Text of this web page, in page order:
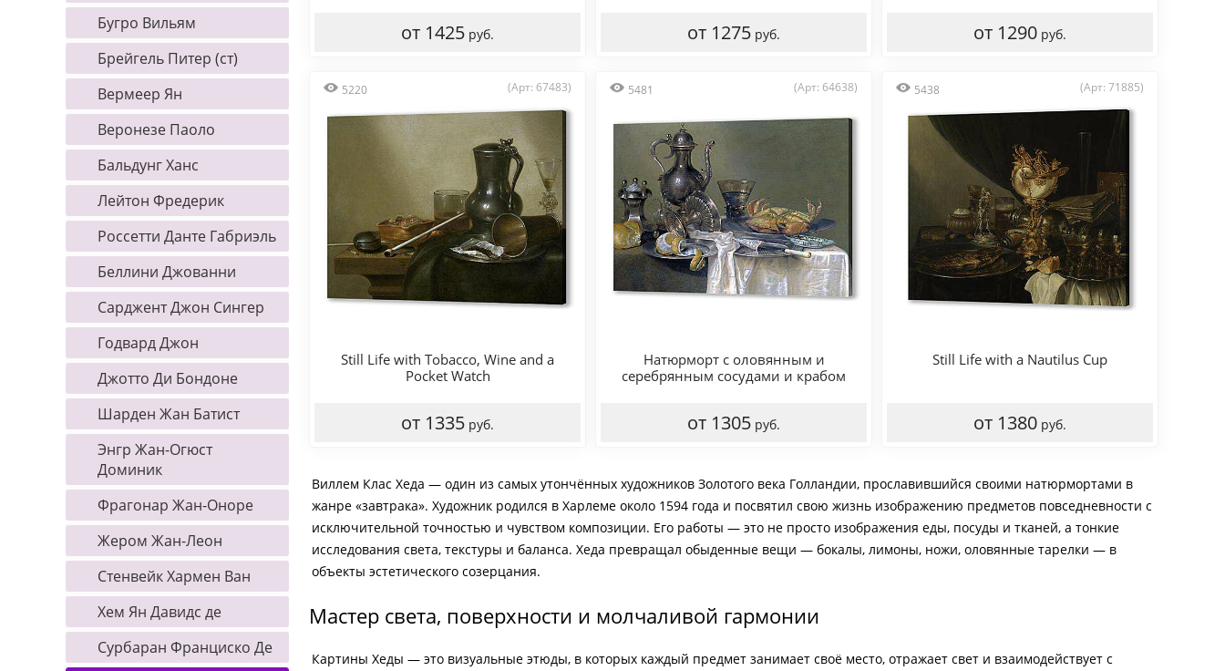
Бугро Вильям
Брейгель Питер (ст)
Вермеер Ян
Веронезе Паоло
Бальдунг Ханс
Лейтон Фредерик
Россетти Данте Габриэль
Беллини Джованни
Сарджент Джон Сингер
Годвард Джон
Джотто Ди Бондоне
Шарден Жан Батист
Энгр Жан-Огюст
Доминик
Фрагонар Жан-Оноре
Жером Жан-Леон
Стенвейк Хармен Ван
Хем Ян Давидс де
Сурбаран Франциско Де
от 1425 руб. от 1275 руб. от 1290 руб.
5220 (Арт: 67483)
Still Life with Tobacco, Wine and a
Pocket Watch
от 1335 руб.
5481 (Арт: 64638)
Натюрморт с оловянным и
серебрянным сосудами и крабом
от 1305 руб.
5438 (Арт: 71885)
Still Life with a Nautilus Cup
от 1380 руб.
Виллем Клас Хеда — один из самых утончённых художников Золотого века Голландии, прославившийся своими натюрмортами в
жанре «завтрака». Художник родился в Харлеме около 1594 года и посвятил свою жизнь изображению предметов повседневности с
исключительной точностью и чувством композиции. Его работы — это не просто изображения еды, посуды и тканей, а тонкие
исследования света, текстуры и баланса. Хеда превращал обыденные вещи — бокалы, лимоны, ножи, оловянные тарелки — в
объекты эстетического созерцания.
Мастер света, поверхности и молчаливой гармонии
Картины Хеды — это визуальные этюды, в которых каждый предмет занимает своё место, отражает свет и взаимодействует с